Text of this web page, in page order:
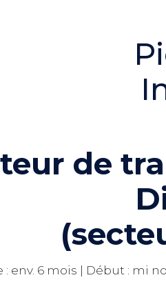
de
: env. 6 mois | Début : mi